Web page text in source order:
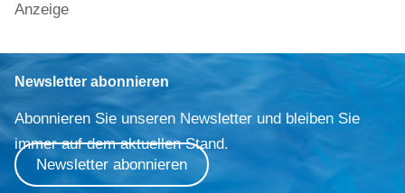
Anzeige
Newsletter abonnieren
Abonnieren Sie unseren Newsletter und bleiben Sie
immer auf dem aktuellen Stand.
Newsletter abonnieren